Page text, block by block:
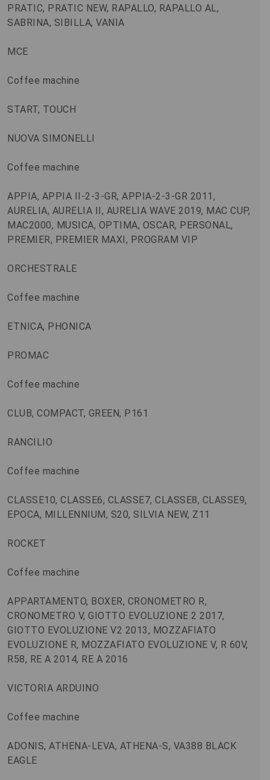
PRATIC, PRATIC NEW, RAPALLO, RAPALLO AL,
SABRINA, SIBILLA, VANIA
MCE
Coffee machine
START, TOUCH
NUOVA SIMONELLI
Coffee machine
APPIA, APPIA II-2-3-GR, APPIA-2-3-GR 2011,
AURELIA, AURELIA II, AURELIA WAVE 2019, MAC CUP,
MAC2000, MUSICA, OPTIMA, OSCAR, PERSONAL,
PREMIER, PREMIER MAXI, PROGRAM VIP
ORCHESTRALE
Coffee machine
ETNICA, PHONICA
PROMAC
Coffee machine
CLUB, COMPACT, GREEN, P161
RANCILIO
Coffee machine
CLASSE10, CLASSE6, CLASSE7, CLASSE8, CLASSE9,
EPOCA, MILLENNIUM, S20, SILVIA NEW, Z11
ROCKET
Coffee machine
APPARTAMENTO, BOXER, CRONOMETRO R,
CRONOMETRO V, GIOTTO EVOLUZIONE 2 2017,
GIOTTO EVOLUZIONE V2 2013, MOZZAFIATO
EVOLUZIONE R, MOZZAFIATO EVOLUZIONE V, R 60V,
R58, RE A 2014, RE A 2016
VICTORIA ARDUINO
Coffee machine
ADONIS, ATHENA-LEVA, ATHENA-S, VA388 BLACK
EAGLE